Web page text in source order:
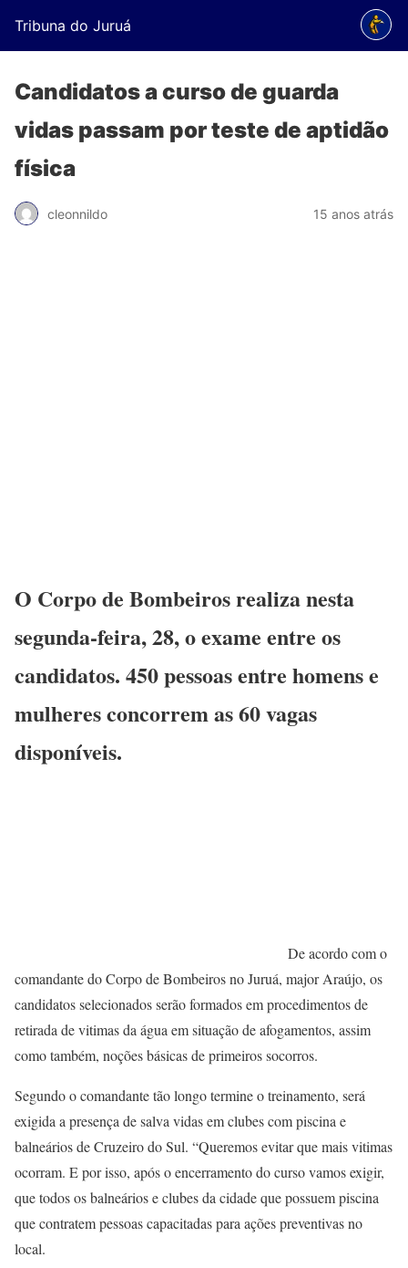
Tribuna do Juruá
Candidatos a curso de guarda
vidas passam por teste de aptidão
física
cleonnildo 15 anos atrás
O Corpo de Bombeiros realiza nesta
segunda-feira, 28, o exame entre os
candidatos. 450 pessoas entre homens e
mulheres concorrem as 60 vagas
disponíveis.
De acordo com o
comandante do Corpo de Bombeiros no Juruá, major Araújo, os
candidatos selecionados serão formados em procedimentos de
retirada de vitimas da água em situação de afogamentos, assim
como também, noções básicas de primeiros socorros.
Segundo o comandante tão longo termine o treinamento, será
exigida a presença de salva vidas em clubes com piscina e
balneários de Cruzeiro do Sul. “Queremos evitar que mais vitimas
ocorram. E por isso, após o encerramento do curso vamos exigir,
que todos os balneários e clubes da cidade que possuem piscina
que contratem pessoas capacitadas para ações preventivas no
local.